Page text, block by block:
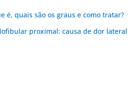
é, quais são os graus e como tratar?
proximal: causa de dor lateral